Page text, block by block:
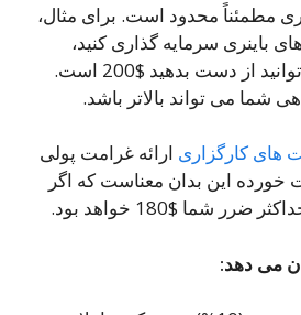
مطمئناً محدود است. برای مثال،
گزینه های باینری سرمایه گذاری کنید،
حداکثر چیزی که می توانید از دست بدهید $200 است.
شما می تواند بالاتر باشد.
های کارگزاری ارائه غرامت پولی
این بدان معناست که اگر
می دهد: